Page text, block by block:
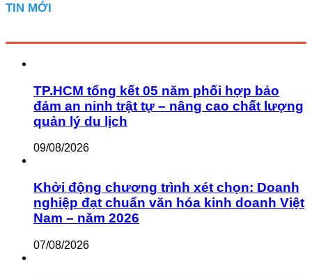
TIN MỚI
TP.HCM tổng kết 05 năm phối hợp bảo
đảm an ninh trật tự – nâng cao chất lượng
quản lý du lịch
09/08/2026
Khởi động chương trình xét chọn: Doanh
nghiệp đạt chuẩn văn hóa kinh doanh Việt
Nam – năm 2026
07/08/2026